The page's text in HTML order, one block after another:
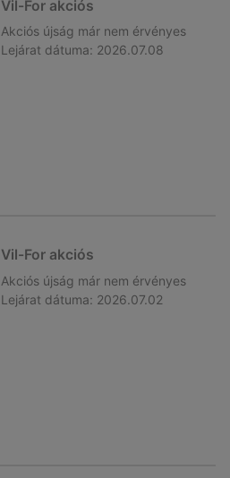
Vil-For akciós
Akciós újság már nem érvényes
Lejárat dátuma: 2026.07.08
Vil-For akciós
Akciós újság már nem érvényes
Lejárat dátuma: 2026.07.02